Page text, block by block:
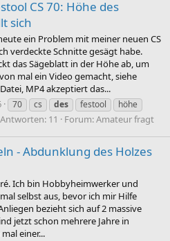
CS 70: Höhe des
sich
ein Problem mit meiner neuen CS
verdeckte Schnitte gesägt habe.
das Sägeblatt in der Höhe ab, um
mal ein Video gemacht, siehe
MP4 akzeptiert das...
70 cs des festool
höhe
Antworten: 11 Forum:Amateur fragt
- Abdunklung des Holzes
Ich bin Hobbyheimwerker und
selbst aus, bevor ich mir Hilfe
bezieht sich auf 2 massive
jetzt schon mehrere Jahre in
einer...